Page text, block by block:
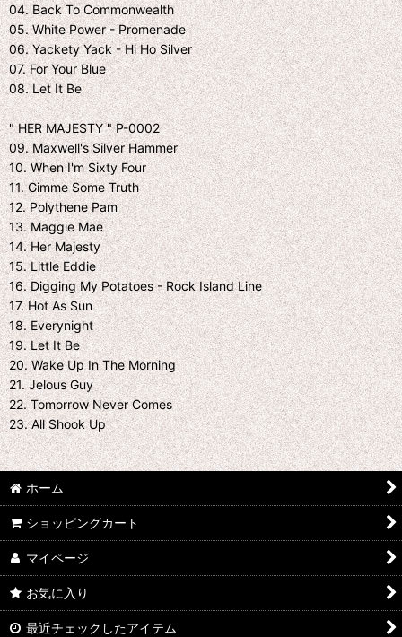
04. Back To Commonwealth
05. White Power - Promenade
06. Yackety Yack - Hi Ho Silver
07. For Your Blue
08. Let It Be
" HER MAJESTY " P-0002
09. Maxwell's Silver Hammer
10. When I'm Sixty Four
11. Gimme Some Truth
12. Polythene Pam
13. Maggie Mae
14. Her Majesty
15. Little Eddie
16. Digging My Potatoes - Rock Island Line
17. Hot As Sun
18. Everynight
19. Let It Be
20. Wake Up In The Morning
21. Jelous Guy
22. Tomorrow Never Comes
23. All Shook Up
ホーム
ショッピングカート
マイページ
お気に入り
最近チェックしたアイテム